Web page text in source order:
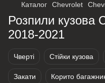
Каталог Chevrolet
Розпили кузова
2018-2021
Чверті Стійки кузова
Закати Корито